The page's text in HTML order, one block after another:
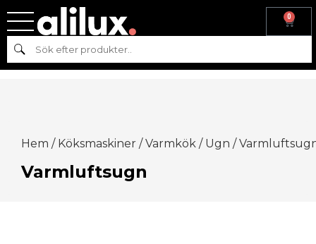
0
Sök
Hem / Köksmaskiner /Varmkök / Ugn /
Varmluftsugn